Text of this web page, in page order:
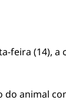
feira (14),
animal